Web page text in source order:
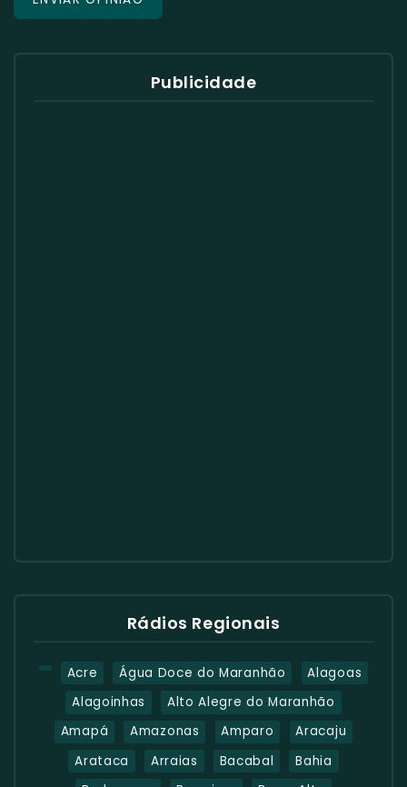
Publicidade
Rádios Regionais
Acre Água Doce do Maranhão
Alagoas
Alagoinhas
Alto Alegre do Maranhão
Amapá
Amazonas Amparo
Aracaju
Arataca
Arraias Bacabal
Bahia